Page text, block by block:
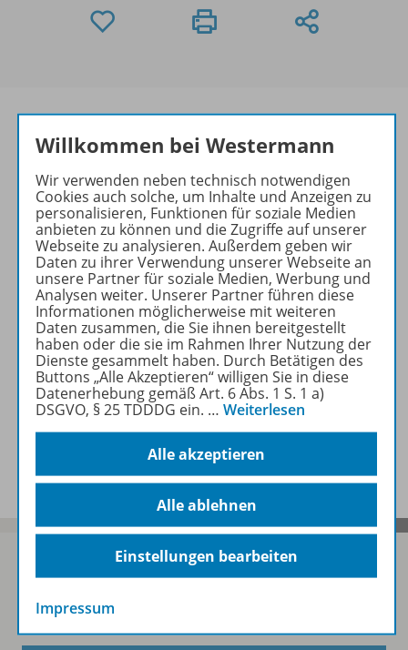
Produktinformationen
Beschreibung
Zugehörige Produkte
Benachrichtigungs-Service
Veranstaltungen
Sofort profitieren
Willkommen bei Westermann
Wir verwenden neben technisch notwendigen
Cookies auch solche, um Inhalte und Anzeigen zu
personalisieren, Funktionen für soziale Medien
anbieten zu können und die Zugriffe auf unserer
Webseite zu analysieren. Außerdem geben wir
Daten zu ihrer Verwendung unserer Webseite an
unsere Partner für soziale Medien, Werbung und
Analysen weiter. Unserer Partner führen diese
Informationen möglicherweise mit weiteren
Daten zusammen, die Sie ihnen bereitgestellt
haben oder die sie im Rahmen Ihrer Nutzung der
Dienste gesammelt haben. Durch Betätigen des
Buttons „Alle Akzeptieren“ willigen Sie in diese
Datenerhebung gemäß Art. 6 Abs. 1 S. 1 a)
DSGVO, § 25 TDDDG ein. … Weiterlesen
Alle akzeptieren
Alle ablehnen
Einstellungen bearbeiten
Impressum